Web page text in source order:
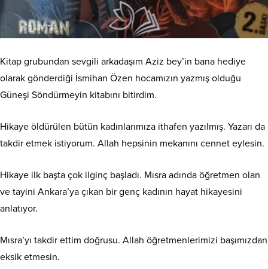
Kitap grubundan sevgili arkadaşım Aziz bey’in bana hediye
olarak gönderdiği İsmihan Özen hocamızın yazmış olduğu
Güneşi Söndürmeyin kitabını bitirdim.
Hikaye öldürülen bütün kadınlarımıza ithafen yazılmış. Yazarı da
takdir etmek istiyorum. Allah hepsinin mekanını cennet eylesin.
Hikaye ilk başta çok ilginç başladı. Mısra adında öğretmen olan
ve tayini Ankara’ya çıkan bir genç kadının hayat hikayesini
anlatıyor.
Mısra’yı takdir ettim doğrusu. Allah öğretmenlerimizi başımızdan
eksik etmesin.